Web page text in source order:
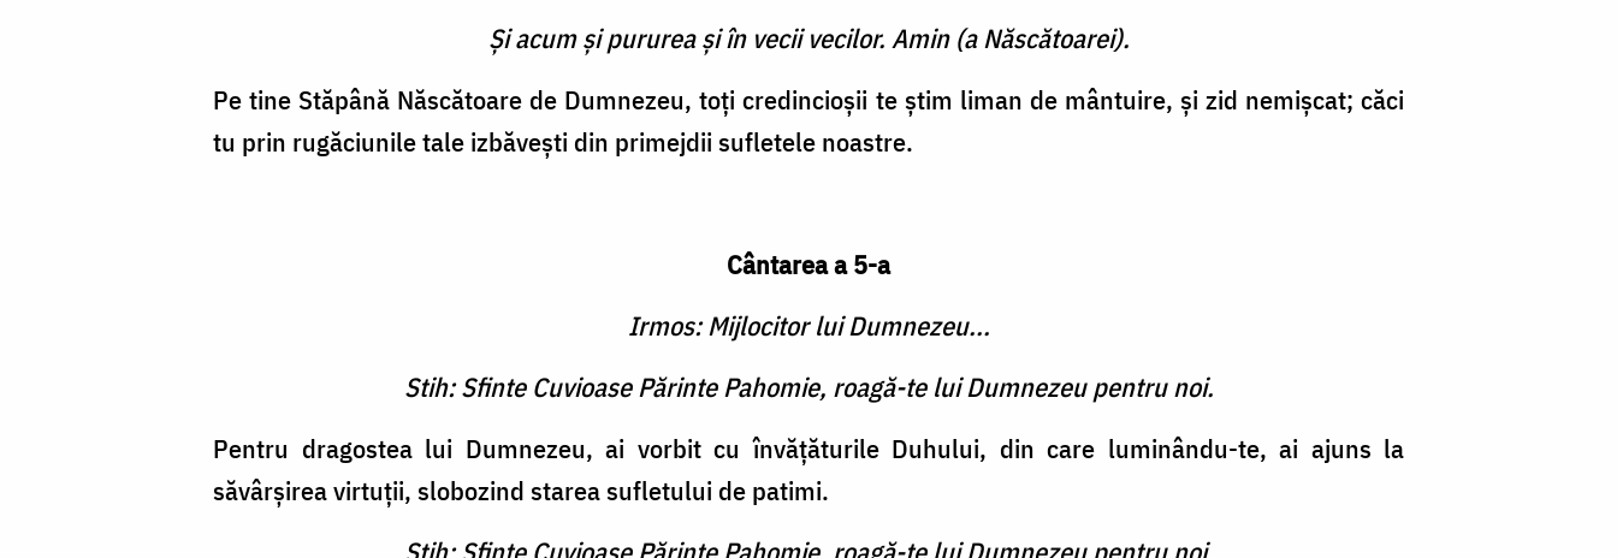
Şi acum şi pururea şi în vecii vecilor. Amin (a Născătoarei).
Pe tine Stăpână Născătoare de Dumnezeu, toţi credincioşii te ştim liman de mântuire, şi zid nemişcat; căci
tu prin rugăciunile tale izbăveşti din primejdii sufletele noastre.
Cântarea a 5-a
Irmos: Mijlocitor lui Dumnezeu...
Stih: Sfinte Cuvioase Părinte Pahomie, roagă-te lui Dumnezeu pentru noi.
Pentru dragostea lui Dumnezeu, ai vorbit cu învăţăturile Duhului, din care luminându-te, ai ajuns la
săvârşirea virtuţii, slobozind starea sufletului de patimi.